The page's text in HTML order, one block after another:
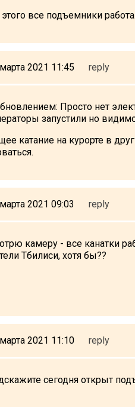
все подъемники
2021 11:45 reply
Просто нет
запустили но
катание на курорте в
2021 09:03 reply
камеру - все канатки
Тбилиси, хотя бы??
2021 11:10 reply
сегодня открыт